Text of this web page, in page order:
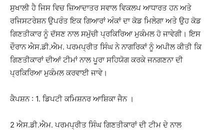
ਸੁਖਾਲੀ ਹੈ ਜਿਸ ਵਿਚ ਜ਼ਿਆਦਾਤਰ ਸਵਾਲ ਵਿਕਲਪ ਆਧਾਰਤ ਹਨ ਅਤੇ
ਰਜਿਸਟਰੇਸ਼ਨ ਉਪਰੰਤ ਇਕ ਗਿਆਰਾਂ ਅੰਕਾਂ ਦਾ ਕੋਡ ਮਿਲੇਗਾ ਅਤੇ ਉਹ ਕੋਡ
ਗਿਣਤੀਕਾਰ ਨੂੰ ਦੱਸਣ ਨਾਲ ਸਮੁੱਚੀ ਪ੍ਰਕਿਰਿਆ ਮੁਕੰਮਲ ਹੋ ਜਾਵੇਗੀ। ਇਸ
ਦੌਰਾਨ ਐਸ.ਡੀ.ਐਮ. ਪਰਮਪ੍ਰੀਤ ਸਿੰਘ ਨੇ ਨਾਗਰਿਕਾਂ ਨੂੰ ਅਪੀਲ ਕੀਤੀ ਕਿ
ਗਿਣਤੀਕਾਰਾਂ ਦੀਆਂ ਟੀਮਾਂ ਨਾਲ ਪੂਰਾ ਸਹਿਯੋਗ ਕਰਕੇ ਜਨਗਣਨਾ ਦੀ
ਪ੍ਰਕਿਰਿਆ ਮੁਕੰਮਲ ਕਰਵਾਈ ਜਾਵੇ।
ਕੈਪਸ਼ਨ : 1. ਡਿਪਟੀ ਕਮਿਸ਼ਨਰ ਆਸ਼ਿਕਾ ਜੈਨ ।
2 ਐਸ.ਡੀ.ਐਮ. ਪਰਮਪ੍ਰੀਤ ਸਿੰਘ ਗਿਣਤੀਕਾਰਾਂ ਦੀ ਟੀਮ ਦੇ ਨਾਲ